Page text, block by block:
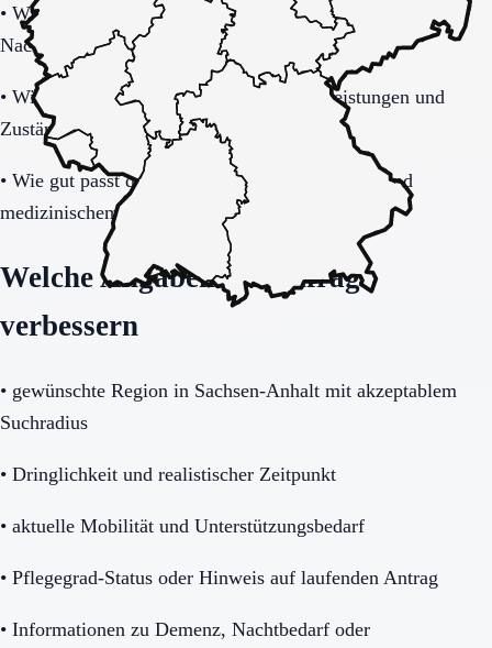
• Wie stabil ist die Pflegeorganisation im Tages- und
Nachtverlauf?
• Wie transparent werden Zusatzkosten, Leistungen und
Zuständigkeiten erklärt?
• Wie gut passt das Haus zu Mobilität, Demenz und
medizinischem Unterstützungsbedarf?
Welche Angaben die Anfrage
verbessern
• gewünschte Region in Sachsen-Anhalt mit akzeptablem
Suchradius
• Dringlichkeit und realistischer Zeitpunkt
• aktuelle Mobilität und Unterstützungsbedarf
• Pflegegrad-Status oder Hinweis auf laufenden Antrag
• Informationen zu Demenz, Nachtbedarf oder